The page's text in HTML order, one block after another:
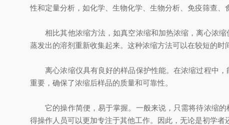
性和定量分析，如化学、生物化学、生物分析、免疫筛查、
相比其他浓缩方法，如真空浓缩和加热浓缩，离心浓缩
蒸发出的溶剂重新收集起来。这种浓缩方法可以在较短的时
离心浓缩仪具有良好的样品保护性能。在浓缩过程中，
重要，确保了浓缩后样品的质量和可靠性。
它的操作简便，易于掌握。一般来说，只需将待浓缩的
得操作人员可以更加专注于其他工作。因此，无论是初学者